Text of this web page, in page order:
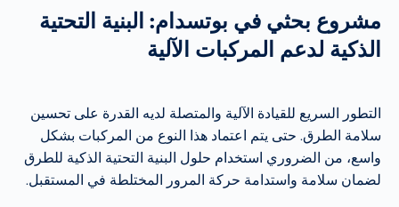
مشروع بحثي في بوتسدام: البنية التحتية
الذكية لدعم المركبات الآلية
التطور السريع للقيادة الآلية والمتصلة لديه القدرة على تحسين
سلامة الطرق. حتى يتم اعتماد هذا النوع من المركبات بشكل
واسع، من الضروري استخدام حلول البنية التحتية الذكية للطرق
لضمان سلامة واستدامة حركة المرور المختلطة في المستقبل.